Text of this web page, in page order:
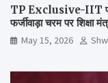
TP Exclusive-IIT
फर्जीवाड़ा चरम पर शिक्षा
May 15, 2026